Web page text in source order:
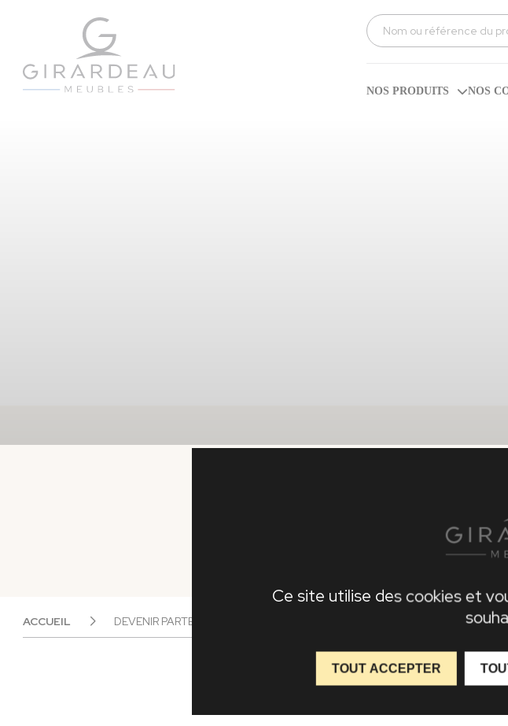
Search
for:
NOS PRODUITS NOS
ACCUEIL DEVENIR PARTENAIRE REVENDEUR
Ce site utilise des cookies et
TOUT ACCEPTER